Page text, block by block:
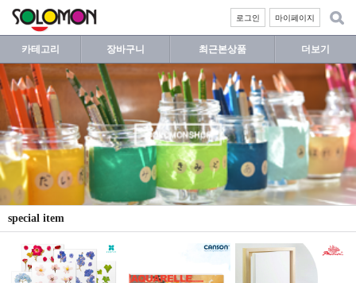
마이페이지
로그인
카테고리 장바구니 최근본상품 더보기
special item